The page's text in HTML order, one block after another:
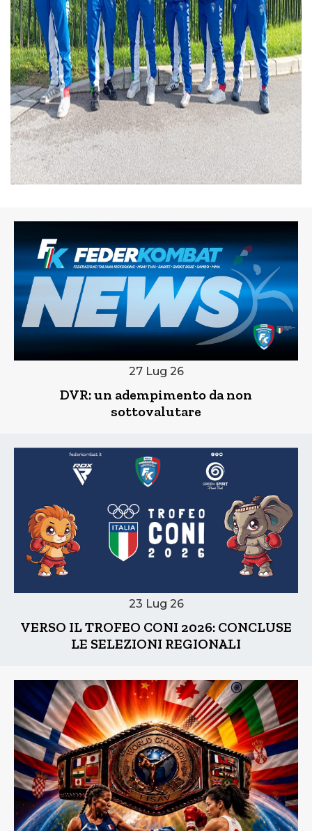
27 Lug 26
DVR: un adempimento da non
sottovalutare
23 Lug 26
VERSO IL TROFEO CONI 2026: CONCLUSE
LE SELEZIONI REGIONALI